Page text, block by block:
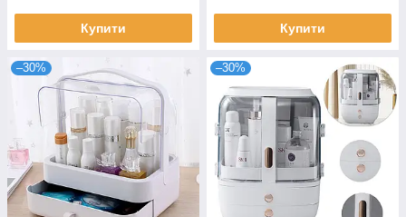
Купити Купити
–30% –30%